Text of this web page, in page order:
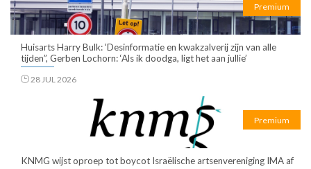
Premium
Huisarts Harry Bulk: ‘Desinformatie en kwakzalverij zijn van alle
tijden”, Gerben Lochorn: ‘Als ik doodga, ligt het aan jullie’
28 JUL 2026
Premium
KNMG wijst oproep tot boycot Israëlische artsenvereniging IMA af